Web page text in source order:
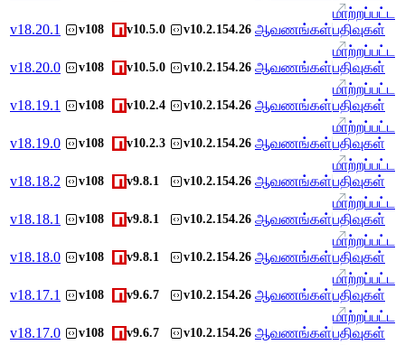
v18.20.1 v108 v10.5.0 v10.2.154.26 ஆவணங்கள்
மாற்றப்பட்ட
பதிவுகள்
v18.20.0 v108 v10.5.0 v10.2.154.26 ஆவணங்கள்
மாற்றப்பட்ட
பதிவுகள்
v18.19.1 v108 v10.2.4 v10.2.154.26 ஆவணங்கள்
மாற்றப்பட்ட
பதிவுகள்
v18.19.0 v108 v10.2.3 v10.2.154.26 ஆவணங்கள்
மாற்றப்பட்ட
பதிவுகள்
v18.18.2 v108 v9.8.1 v10.2.154.26 ஆவணங்கள்
மாற்றப்பட்ட
பதிவுகள்
v18.18.1 v108 v9.8.1 v10.2.154.26 ஆவணங்கள்
மாற்றப்பட்ட
பதிவுகள்
v18.18.0 v108 v9.8.1 v10.2.154.26 ஆவணங்கள்
மாற்றப்பட்ட
பதிவுகள்
v18.17.1 v108 v9.6.7 v10.2.154.26 ஆவணங்கள்
மாற்றப்பட்ட
பதிவுகள்
v18.17.0 v108 v9.6.7 v10.2.154.26 ஆவணங்கள்
மாற்றப்பட்ட
பதிவுகள்